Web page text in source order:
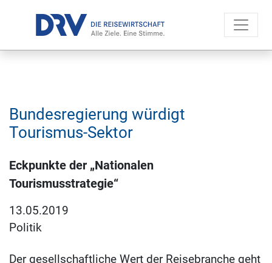
Bundesregierung würdigt
Tourismus-Sektor
Eckpunkte der „Nationalen
Tourismusstrategie“
13.05.2019
Politik
Der gesellschaftliche Wert der Reisebranche geht